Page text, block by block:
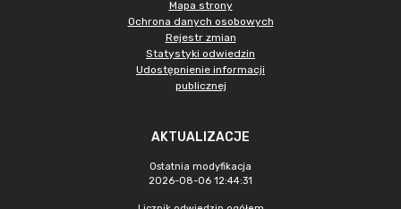
Mapa strony
Ochrona danych osobowych
Rejestr zmian
Statystyki odwiedzin
Udostępnienie informacji
publicznej
AKTUALIZACJE
Ostatnia modyfikacja
2026-08-06 12:44:31